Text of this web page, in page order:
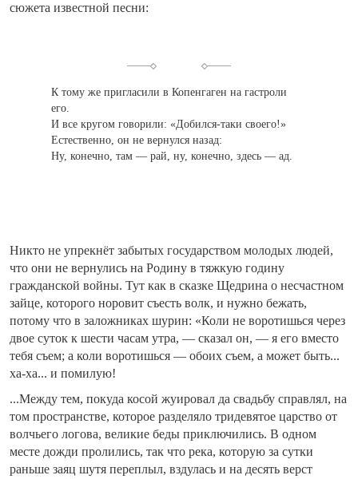
сюжета известной песни:
К тому же пригласили в Копенгаген на гастроли
его.
И все кругом говорили: «Добился-таки своего!»
Естественно, он не вернулся назад:
Ну, конечно, там — рай, ну, конечно, здесь — ад.
Никто не упрекнёт забытых государством молодых людей,
что они не вернулись на Родину в тяжкую годину
гражданской войны. Тут как в сказке Щедрина о несчастном
зайце, которого норовит съесть волк, и нужно бежать,
потому что в заложниках шурин: «Коли не воротишься через
двое суток к шести часам утра, — сказал он, — я его вместо
тебя съем; а коли воротишься — обоих съем, а может быть...
ха-ха... и помилую!
...Между тем, покуда косой жуировал да свадьбу справлял, на
том пространстве, которое разделяло тридевятое царство от
волчьего логова, великие беды приключились. В одном
месте дожди пролились, так что река, которую за сутки
раньше заяц шутя переплыл, вздулась и на десять верст